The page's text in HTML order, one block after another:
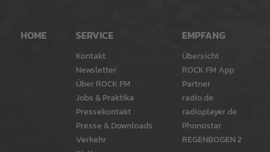
HOME SERVICE
Kontakt
Newsletter
Über ROCK FM
Jobs & Praktika
Pressekontakt
Presse & Downloads
Verkehr
EMPFANG
Übersicht
ROCK FM App
Partner
radio.de
radioplayer.de
Phonostar
REGENBOGEN 2